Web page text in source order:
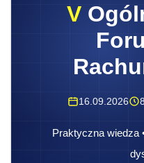
V
16.09.2026
Praktyczna wiedza